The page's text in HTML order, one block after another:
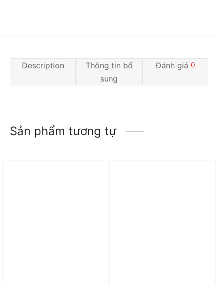
Description
Thông tin bổ
sung
Đánh giá 0
Sản phẩm tương tự